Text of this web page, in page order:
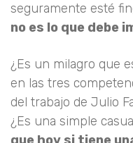
seguramente esté
no es lo que debe
¿Es un milagro que
en las tres
del trabajo de Julio
¿Es una simple